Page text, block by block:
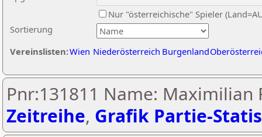
Sortierung
Nur "österreichische" Spieler
Vereinslisten:Wien Niederösterreich Burgenland
Pnr:131811 Name: Maximilian
Zeitreihe, Grafik Partie-